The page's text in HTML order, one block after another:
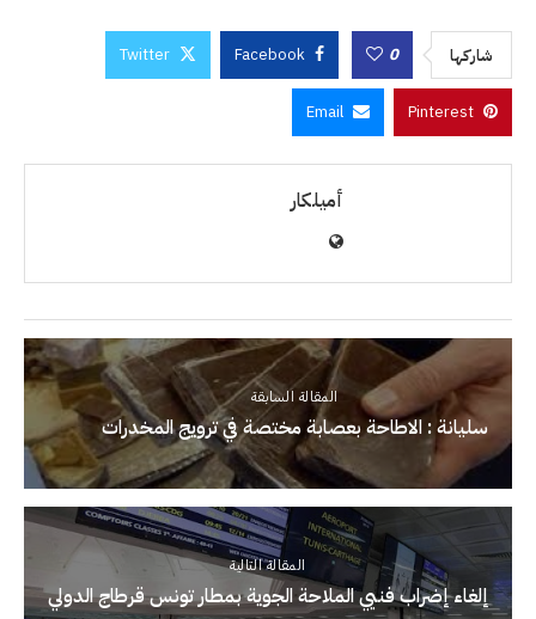
شاركها 0
Facebook
Twitter
Pinterest
Email
أميلكار
المقالة السابقة
سليانة : الاطاحة بعصابة مختصة في ترويج المخدرات
المقالة التالية
إلغاء إضراب فنيي الملاحة الجوية بمطار تونس قرطاج الدولي